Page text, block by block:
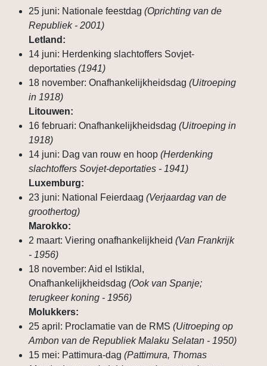
25 juni: Nationale feestdag (Oprichting van de
Republiek - 2001)
Letland:
14 juni: Herdenking slachtoffers Sovjet-
deportaties (1941)
18 november: Onafhankelijkheidsdag (Uitroeping
in 1918)
Litouwen:
16 februari: Onafhankelijkheidsdag (Uitroeping in
1918)
14 juni: Dag van rouw en hoop (Herdenking
slachtoffers Sovjet-deportaties - 1941)
Luxemburg:
23 juni: National Feierdaag (Verjaardag van de
groothertog)
Marokko:
2 maart: Viering onafhankelijkheid (Van Frankrijk
- 1956)
18 november: Aid el Istiklal,
Onafhankelijkheidsdag (Ook van Spanje;
terugkeer koning - 1956)
Molukkers:
25 april: Proclamatie van de RMS (Uitroeping op
Ambon van de Republiek Malaku Selatan - 1950)
15 mei: Pattimura-dag (Pattimura, Thomas